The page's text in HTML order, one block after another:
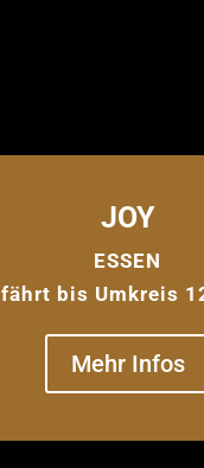
JOY
ESSEN
fährt bis Umkreis
Mehr Infos